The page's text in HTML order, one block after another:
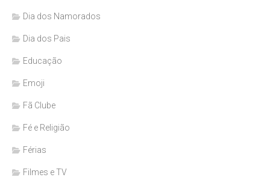
Dia dos Namorados
Dia dos Pais
Educação
Emoji
Fã Clube
Fé e Religião
Férias
Filmes e TV